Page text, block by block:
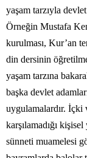
yaşam tarzıyla
Örneğin Mustafa
kurulması, Kur’an
din dersinin
yaşam tarzına
başka devlet
uygulamalardır. İçki
karşılamadığı
sünneti muamelesi